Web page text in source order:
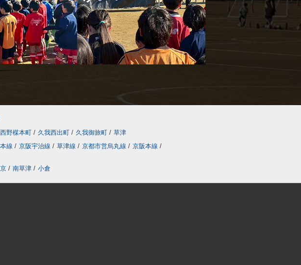
西野楳本町 / 久我西出町 / 久我御旅町 / 草津
線 / 京阪宇治線 / 草津線 / 京都市営烏丸線 / 京阪本線 /
/ 南草津 / 小倉